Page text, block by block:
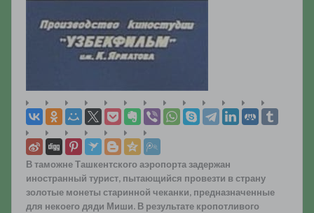
В таможне Ташкентского аэропорта задержан
иностранный турист, пытающийся провезти в страну
золотые монеты старинной чеканки, предназначенные
для некоего дяди Миши. В результате кропотливого